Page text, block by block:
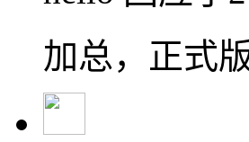
加总，正式